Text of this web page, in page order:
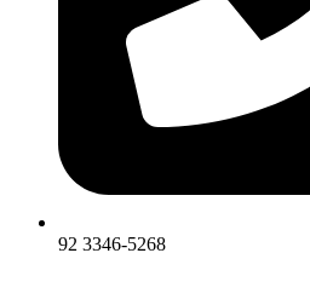
92 3346-5268